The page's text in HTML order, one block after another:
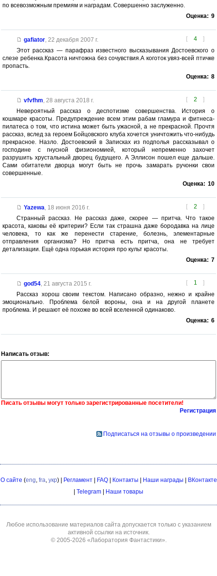
по всевозможным премиям и наградам. Совершенно заслуженно.
Оценка: 9
[ 4 ]
gafiator, 22 декабря 2007 г.
Этот рассказ — парафраз известного высказывания Достоевского о
слезе ребенка.Красота ничтожна без сочувствия.А коготок увяз-всей птичке
пропасть.
Оценка: 8
[ 2 ]
vfvfhm, 28 августа 2018 г.
Невероятный рассказ о деспотизме совершенства. История о
кошмаре красоты. Предупреждение всем этим рабам гламура и фитнеса-
пилатеса о том, что истина может быть ужасной, а не прекрасной. Прочтя
рассказ, вслед за героем Бойцовского клуба хочется уничтожить что-нибудь
прекрасное. Назло. Достоевский в Записках из подполья рассказывал о
господине с гнусной физиономией, который непременно захочет
разрушить хрустальный дворец будущего. А Эллисон пошел еще дальше.
Сами обитатели дворца могут быть не прочь замарать ручонки свои
совершенные.
Оценка: 10
[ 2 ]
Yazewa, 18 июня 2016 г.
Странный рассказ. Не рассказ даже, скорее — притча. Что такое
красота, каковы её критерии? Если так страшна даже бородавка на лице
человека, то как же перенести старение, болезнь, элементарные
отправления организма? Но притча есть притча, она не требует
детализации. Ещё одна горькая история про культ красоты.
Оценка: 7
[ 1 ]
god54, 21 августа 2015 г.
Рассказ хорош своим текстом. Написано образно, нежно и крайне
эмоционально. Проблема белой вороны, она и на другой планете
проблема. И решают её похоже во всей вселенной одинаково.
Оценка: 6
Написать отзыв:
Писать отзывы могут только зарегистрированные посетители!
Регистрация
Подписаться на отзывы о произведении
О сайте (eng, fra, укр) | Регламент| FAQ| Контакты Наши награды
ВКонтакте
Telegram Наши товары
Любое использование материалов сайта допускается только с указанием
активной ссылки на источник.
© 2005-2026 «Лаборатория Фантастики».